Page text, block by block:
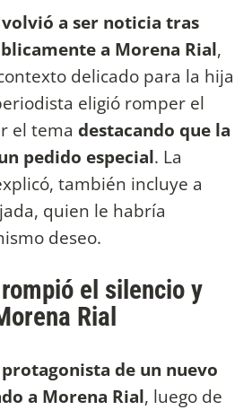
volvió a ser noticia tras
a Morena Rial,
delicado para la hija
eligió romper el
el tema destacando que la
pedido especial. La
también incluye a
quien le habría
deseo.
el silencio y
Rial
de un nuevo
a Morena Rial, luego de